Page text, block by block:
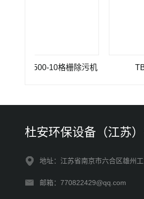
10格栅除污机 TBQJ-4
杜安环保设备（江苏
地址：江苏省南京市六合区雄州
邮箱：770822429@qq.com